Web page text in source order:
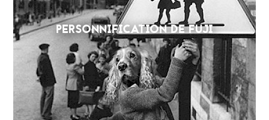
PERSONNIFICATION DE FUJI